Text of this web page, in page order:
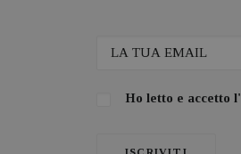
Ho letto e accetto l'